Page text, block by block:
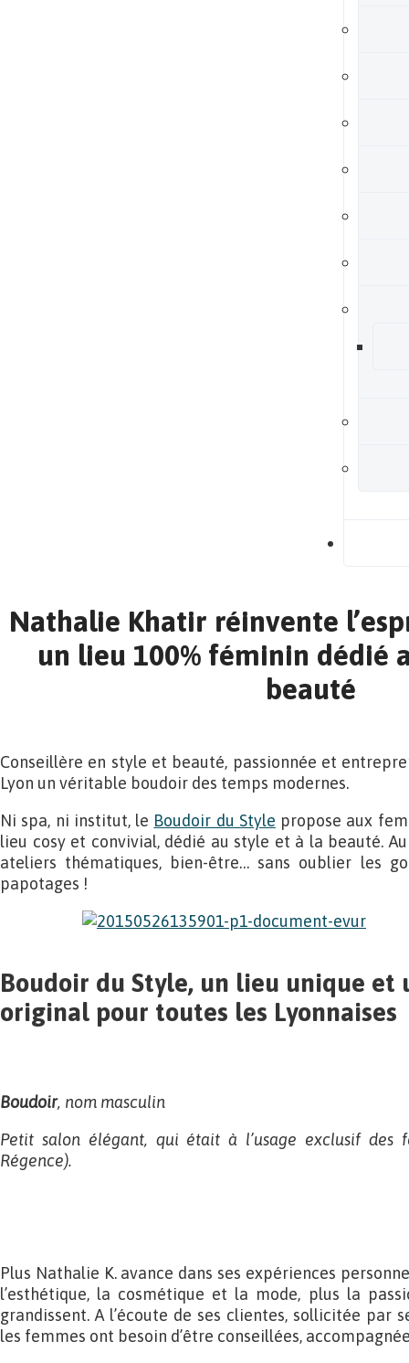
Nathalie Khatir réinvente
un lieu 100% féminin dédié
beauté
Conseillère en style et beauté, passionnée et
Lyon un véritable boudoir des temps modernes.
Ni spa, ni institut, le Boudoir du Style propose aux
lieu cosy et convivial, dédié au style et à la beauté.
ateliers thématiques, bien-être… sans oublier les
papotages !
Boudoir du Style, un lieu unique et
original pour toutes les Lyonnaises
Boudoir, nom masculin
Petit salon élégant, qui était à l’usage exclusif des
Régence).
Plus Nathalie K. avance dans ses expériences
l’esthétique, la cosmétique et la mode, plus la
grandissent. A l’écoute de ses clientes, sollicitée par
les femmes ont besoin d’être conseillées,